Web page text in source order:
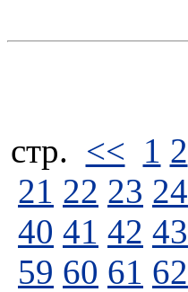
стp. << 1 2
21 22 23 24
40 41 42 43
59 60 61 62